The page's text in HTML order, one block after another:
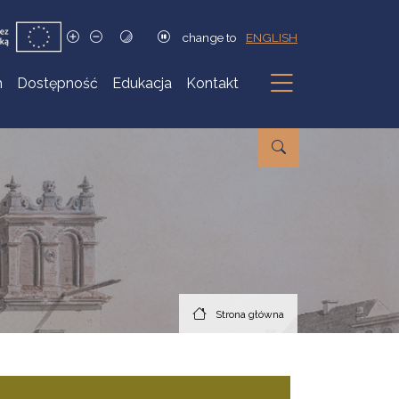
change to ENGLISH
Dostępność Edukacja Kontakt
Podmenu
Strona główna